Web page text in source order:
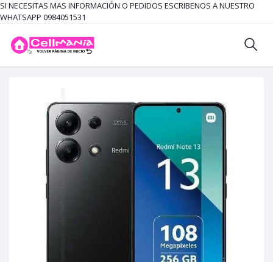
SI NECESITAS MAS INFORMACIÓN O PEDIDOS ESCRIBENOS A NUESTRO
WHATSAPP 0984051531